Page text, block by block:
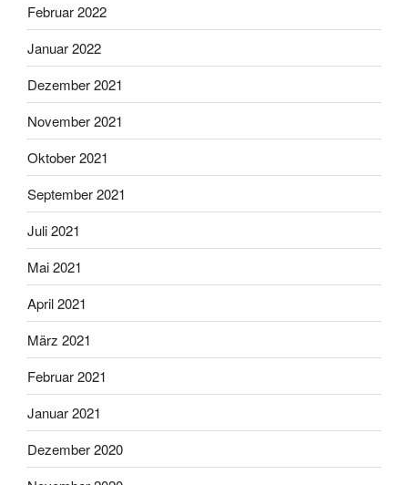
Februar 2022
Januar 2022
Dezember 2021
November 2021
Oktober 2021
September 2021
Juli 2021
Mai 2021
April 2021
März 2021
Februar 2021
Januar 2021
Dezember 2020